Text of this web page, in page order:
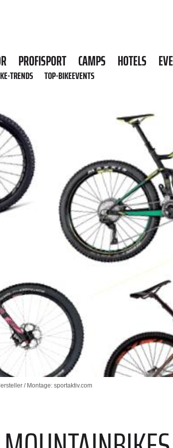
PROFISPORT CAMPS HOTELS
TRENDS TOP-BIKEEVENTS
/ Montage: sportaktiv.com